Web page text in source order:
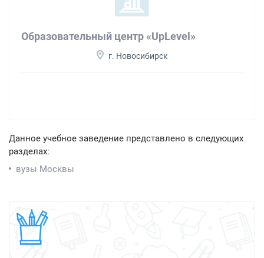
Образовательный центр «UpLevel»
г. Новосибирск
Данное учебное заведение представлено в следующих
разделах:
вузы Москвы